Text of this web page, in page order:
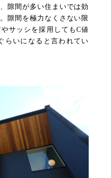
隙間が多い住まいでは効
隙間を極力なくさない限
サッシを採用してもC値
らいになると言われてい